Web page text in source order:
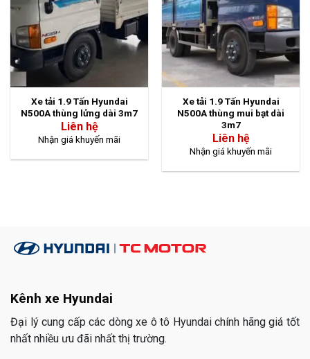
Xe tải 1.9 Tấn Hyundai
N500A thùng lửng dài 3m7
Liên hệ
Nhận giá khuyến mãi
Xe tải 1.9 Tấn Hyundai
N500A thùng mui bạt dài
3m7
Liên hệ
Nhận giá khuyến mãi
Kênh xe Hyundai
Đại lý cung cấp các dòng xe ô tô Hyundai chính hãng giá tốt
nhất nhiều ưu đãi nhất thị trường.